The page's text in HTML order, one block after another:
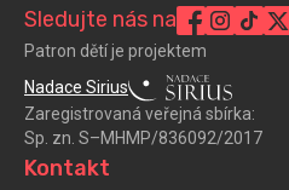
Sledujte nás na
Patron dětí je projektem
Nadace Sirius
Zaregistrovaná veřejná sbírka:
Sp. zn. S–MHMP/836092/2017
Kontakt